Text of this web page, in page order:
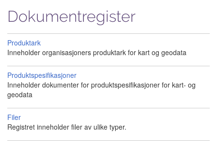
Dokumentregister
Produktark
Inneholder organisasjoners produktark for kart og geodata
Produktspesifikasjoner
Inneholder dokumenter for produktspesifikasjoner for kart- og
geodata
Filer
Registret inneholder filer av ulike typer.